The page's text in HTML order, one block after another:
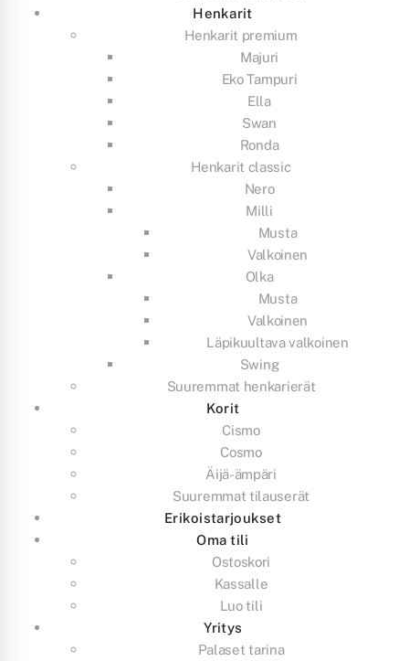
Henkarit
Henkarit premium
Majuri
Eko Tampuri
Ella
Swan
Ronda
Henkarit classic
Nero
Milli
Musta
Valkoinen
Olka
Musta
Valkoinen
Läpikuultava valkoinen
Swing
Suuremmat henkarierät
Korit
Cismo
Cosmo
Äijä-ämpäri
Suuremmat tilauserät
Erikoistarjoukset
Oma tili
Ostoskori
Kassalle
Luo tili
Yritys
Palaset tarina